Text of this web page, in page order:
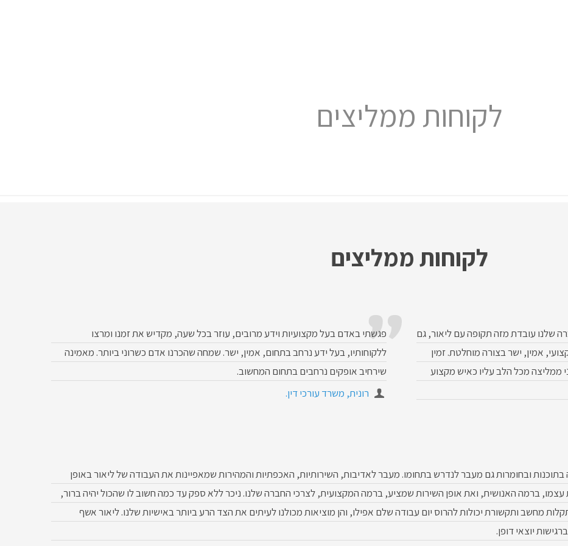
לקוחות ממליצים
לקוחות ממליצים
שלנו עובדת מזה תקופה עם ליאור, גם
אמין, ישר בצורה מוחלטת. זמין
ממליצה מכל הלב עליו כאיש מקצוע
פגשתי באדם בעל מקצועיות וידע מרובים, עוזר בכל שעה, מקדיש את זמנו ומרצו
ללקוחותיו, בעל ידע נרחב בתחום, אמין, ישר. שמחה שהכרנו אדם כשרוני ביותר. מאמינה
שירחיב אופקים נרחבים בתחום המחשוב.
רונית, משרד עורכי דין.
ובחומרות גם מעבר לנדרש בתחומו. מעבר לאדיבות, השירותיות, האכפתיות והמהירות שמאפיינות את העבודה של ליאור באופן
ברמה האנושית, ואת אופן השירות שמציע, ברמה המקצועית, לצרכי החברה שלנו. ניכר ללא ספק עד כמה חשוב לו שהכול יהיה ברור,
מחשב ותקשורת יכולות להרוס יום עבודה שלם אפילו, והן מוציאות מכולנו לעיתים את הצד הרע ביותר באישיות שלנו. ליאור אשף
יוצאי דופן.